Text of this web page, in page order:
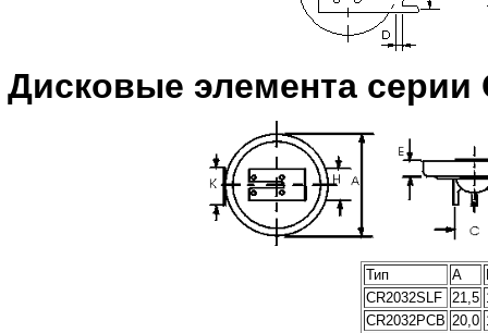
Дисковые элемента
Тип A
CR2032SLF
21,5
CR2032PCB 20,0